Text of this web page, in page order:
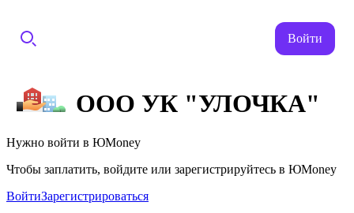
Войти
ООО УК "УЛОЧКА"
Нужно войти в ЮMoney
Чтобы заплатить, войдите или зарегистрируйтесь в ЮMoney
ВойтиЗарегистрироваться